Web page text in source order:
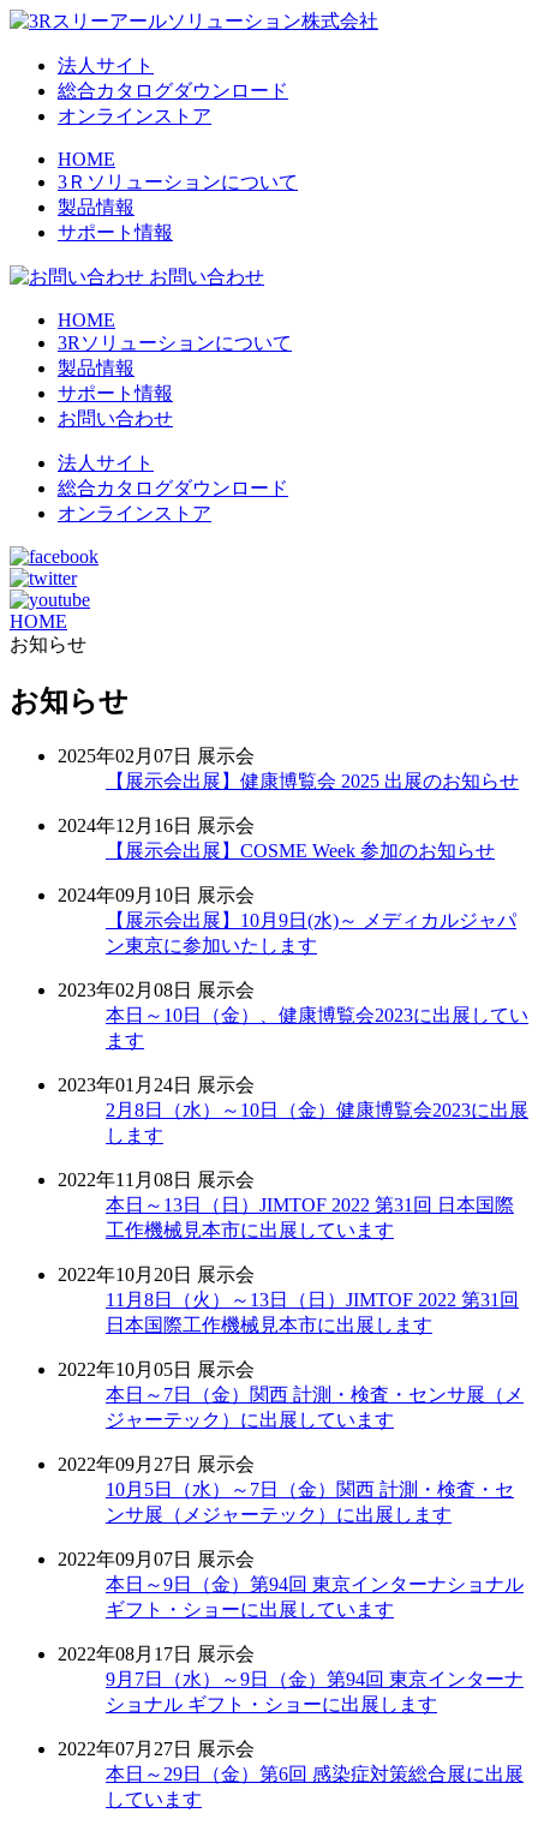
法人サイト
総合カタログダウンロード
オンラインストア
HOME
3Ｒソリューションについて
製品情報
サポート情報
お問い合わせ
HOME
3Rソリューションについて
製品情報
サポート情報
お問い合わせ
法人サイト
総合カタログダウンロード
オンラインストア
HOME
お知らせ
お知らせ
2025年02月07日 展示会
【展示会出展】健康博覧会 2025 出展のお知らせ
2024年12月16日 展示会
【展示会出展】COSME Week 参加のお知らせ
2024年09月10日 展示会
【展示会出展】10月9日(水)～ メディカルジャパ
ン東京に参加いたします
2023年02月08日 展示会
本日～10日（金）、健康博覧会2023に出展してい
ます
2023年01月24日 展示会
2月8日（水）～10日（金）健康博覧会2023に出展
します
2022年11月08日 展示会
本日～13日（日）JIMTOF 2022 第31回 日本国際
工作機械見本市に出展しています
2022年10月20日 展示会
11月8日（火）～13日（日）JIMTOF 2022 第31回
日本国際工作機械見本市に出展します
2022年10月05日 展示会
本日～7日（金）関西 計測・検査・センサ展（メ
ジャーテック）に出展しています
2022年09月27日 展示会
10月5日（水）～7日（金）関西 計測・検査・セ
ンサ展（メジャーテック）に出展します
2022年09月07日 展示会
本日～9日（金）第94回 東京インターナショナル
ギフト・ショーに出展しています
2022年08月17日 展示会
9月7日（水）～9日（金）第94回 東京インターナ
ショナル ギフト・ショーに出展します
2022年07月27日 展示会
本日～29日（金）第6回 感染症対策総合展に出展
しています